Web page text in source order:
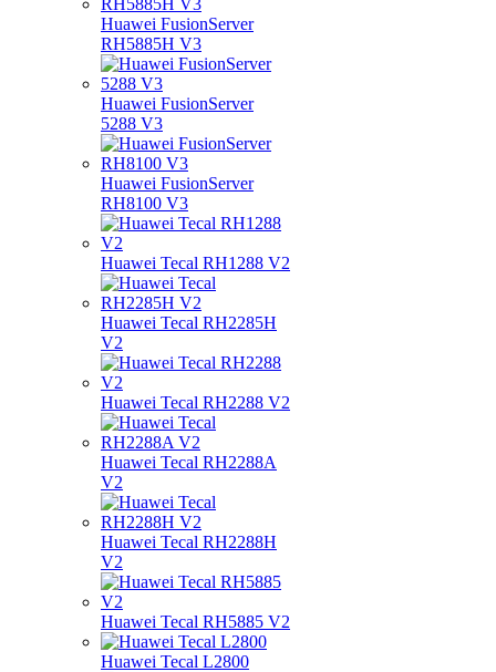
Huawei FusionServer
RH5885H V3
Huawei FusionServer
5288 V3
Huawei FusionServer
RH8100 V3
Huawei Tecal RH1288 V2
Huawei Tecal RH2285H
V2
Huawei Tecal RH2288 V2
Huawei Tecal RH2288A
V2
Huawei Tecal RH2288H
V2
Huawei Tecal RH5885 V2
Huawei Tecal L2800